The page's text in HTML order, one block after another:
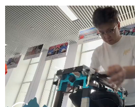
科技 科创
文化 书画
访谈 视频
法律 中央文件